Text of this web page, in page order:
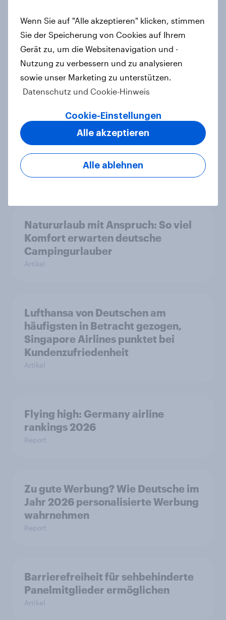
Prompt: Was Urlauber von
personalisierter KI erwarten, und
welche KI-Tools bei der
Reiseplanung bereits genutzt
werden
Artikel
Urlaubsplanung mit KI: Mehr
Buchungsagent
Artikel
Natururlaub mit Anspruch: So viel
Komfort erwarten deutsche
Campingurlauber
Artikel
Lufthansa von Deutschen am
häufigsten in Betracht gezogen,
Singapore Airlines punktet bei
Kundenzufriedenheit
Artikel
Flying high: Germany airline
rankings 2026
Report
Zu gute Werbung? Wie Deutsche im
Jahr 2026 personalisierte Werbung
wahrnehmen
Report
Barrierefreiheit für sehbehinderte
Panelmitglieder ermöglichen
Artikel
Wenn Sie auf "Alle akzeptieren" klicken, stimmen
Sie der Speicherung von Cookies auf Ihrem
Gerät zu, um die Websitenavigation und -
Nutzung zu verbessern und zu analysieren
sowie unser Marketing zu unterstützen.
Datenschutz und Cookie-Hinweis
Cookie-Einstellungen
Alle ablehnen
Alle akzeptieren